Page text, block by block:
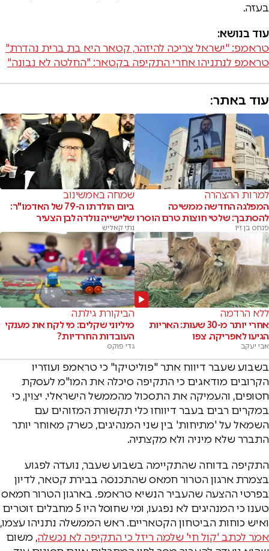
בעזה.
עוד בנושא:
טראמפ: "ישראל צריכה להיזהר, קטאר היא בת ברית נהדרת"
טראמפ לנתניהו אחרי התקיפה בקטאר: "החלטה לא נבונה"
עוד באתר:
למרות ההצהרה
המפלגה החדשה ממשיכה
להסתבך: שלטי חוצות טרם הוסרו
פנחס בן זיו
שמחה באמשינוב
ביום הולדתו ה-79 של האדמו"ר:
שלישייה נולדה לבן הצעיר
נתי קאליש
ללא הרדמה
אחרי יותר מ-30 שעות: האריות
הגיעו לאפריקה. צפו
אבי יעקב
הביקורת גילתה
מיליוני שקלים: מי לקח את מענקי
העובדות החרדיות?
גדי פוקס
בשבוע שעבר דיווח אתר "פוליטיקו" כי טראמפ ועוזריו
הקרובים מודאגים כי התקיפה סיכלה את המו"מ לעסקת
חטופים, והעמיקה את התסכול מהממשל הישראלי. יצוין, כי
במקרים רבים בעבר דיווחו כלי תקשורת המזוהים עם
השמאל על 'מתיחות' בין שני המנהיגים, כשרק מאוחר יותר
התברר שלא מיניה ולא מקצתיה.
התקיפה בדוחה שהתקיימה בשבוע שעבר, נועדה לפגוע
בצמרת ארגון הטרור חמאס שהתכנסה בבירת קטאר, לדיון
בפרטי ההצעה שהעביר הנשיא טראמפ. בארגון הטרור חמאס
טענו כי המנהיגים לא נפגעו, ומי שחוסל היו 5 מחבלים זוטרים
ואיש כוחות הביטחון הקטאריים. ראש הממשלה נתניהו עצמו,
אמר לכתב 'קול חי' שלמה ריזל כי התקיפה לא נכשלה, משום